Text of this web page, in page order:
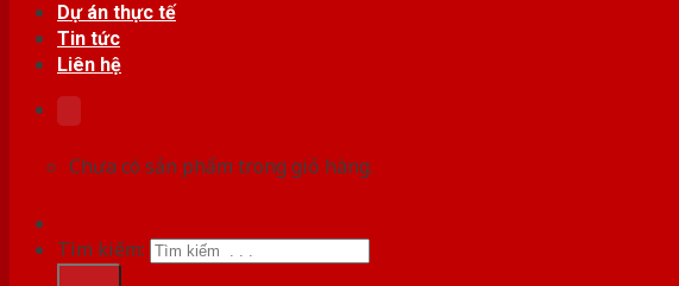
Dự án thực tế
Tin tức
Liên hệ
Chưa có sản phẩm trong giỏ hàng.
Tìm kiếm: